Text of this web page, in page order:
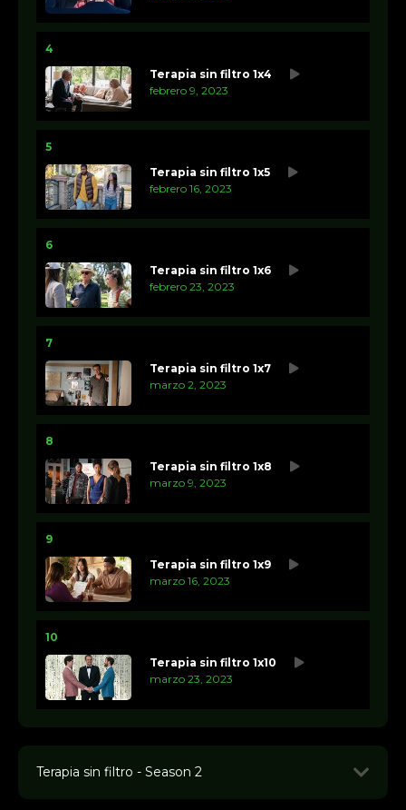
4
Terapia sin filtro 1x4
febrero 9, 2023
5
Terapia sin filtro 1x5
febrero 16, 2023
6
Terapia sin filtro 1x6
febrero 23, 2023
7
Terapia sin filtro 1x7
marzo 2, 2023
8
Terapia sin filtro 1x8
marzo 9, 2023
9
Terapia sin filtro 1x9
marzo 16, 2023
10
Terapia sin filtro 1x10
marzo 23, 2023
Terapia sin filtro - Season 2